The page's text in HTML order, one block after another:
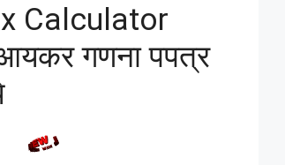
Calculator
गणना पपत्र